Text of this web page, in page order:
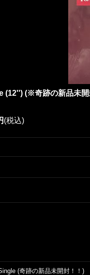
(12'') (※奇跡の新品未
(税込)
(奇跡の新品未開封！！)